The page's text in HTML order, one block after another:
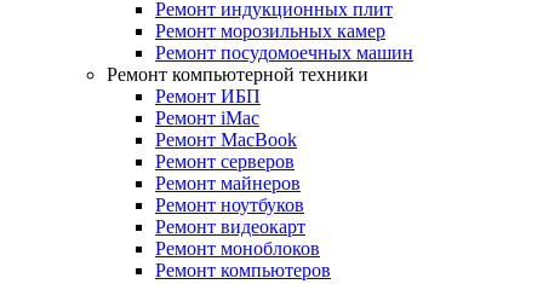
Ремонт индукционных плит
Ремонт морозильных камер
Ремонт посудомоечных машин
Ремонт компьютерной техники
Ремонт ИБП
Ремонт iMac
Ремонт MacBook
Ремонт серверов
Ремонт майнеров
Ремонт ноутбуков
Ремонт видеокарт
Ремонт моноблоков
Ремонт компьютеров